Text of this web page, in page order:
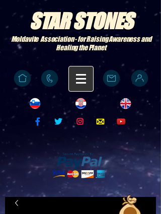
STAR STONES
Moldavite Association - for Raising Awareness and
Healing the Planet